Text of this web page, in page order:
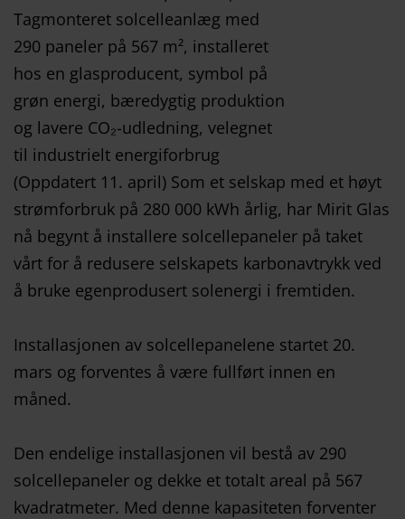
(Oppdatert 11. april) Som et selskap med et høyt
strømforbruk på 280 000 kWh årlig, har Mirit Glas
nå begynt å installere solcellepaneler på taket
vårt for å redusere selskapets karbonavtrykk ved
å bruke egenprodusert solenergi i fremtiden.
Installasjonen av solcellepanelene startet 20.
mars og forventes å være fullført innen en
måned.
Den endelige installasjonen vil bestå av 290
solcellepaneler og dekke et totalt areal på 567
kvadratmeter. Med denne kapasiteten forventer